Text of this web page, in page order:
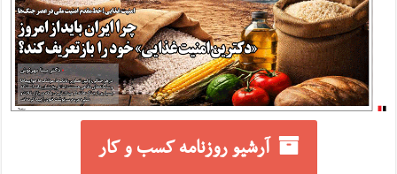
آرشیو روزنامه کسب و کار